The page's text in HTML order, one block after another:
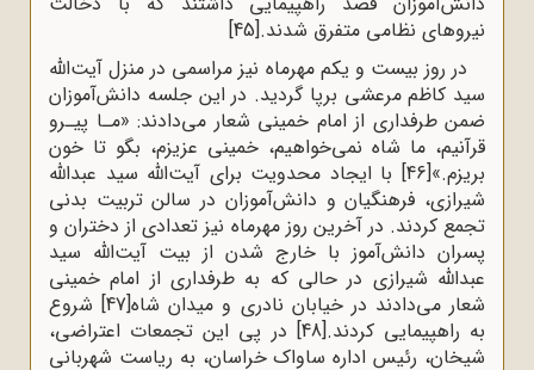
نیروهای نظامی متفرق شدند.[45]
در روز بیست و یکم مهرماه نیز مراسمی در منزل آیت‌الله
سید کاظم مرعشی برپا گردید. در این جلسه دانش‌آموزان
ضمن طرفداری از امام خمینی شعار می‌دادند: «مـا پیـرو
قرآنیم، ما شاه نمی‌خواهیم، خمینی عزیزم، بگو تا خون
بریزم.»[46]
با ایجاد محدویت برای آیت‌الله سید عبدالله
شیرازی، فرهنگیان و دانش‌آموزان در سالن تربیت بدنی
تجمع کردند. در آخرین روز مهرماه نیز تعدادی از دختران و
پسران دانش‌آموز با خارج شدن از بیت آیت‌الله سید
عبدالله شیرازی در حالی که به طرفداری از امام خمینی
شعار می‌دادند در خیابان نادری و میدان شاه[47]
شروع
به راهپیمایی کردند.[48]
در پی این تجمعات اعتراضی،
شیخان، رئیس اداره ساواک خراسان، به ریاست شهربانی